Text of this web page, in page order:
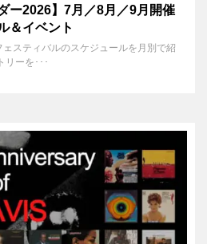
ー2026】7月／8月／9月開催
＆イベント
スティバルのスケジュールを月別で紹
リーを･･･